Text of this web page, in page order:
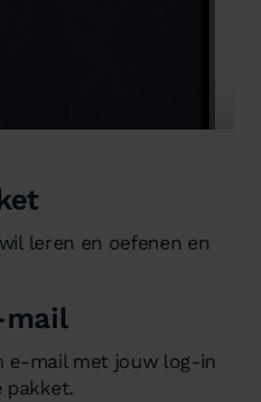
leren en oefenen en
mail
e-mail met jouw log-in
pakket.